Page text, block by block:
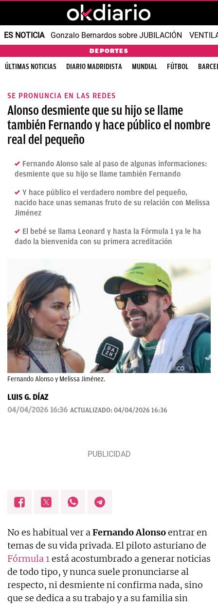
ES NOTICIA Gonzalo Bernardos sobre JUBILACIÓN
DEPORTES
ÚLTIMAS NOTICIAS DIARIO MADRIDISTA MUNDIAL FÚTBOL
SE PRONUNCIA EN LAS REDES
Alonso desmiente que su hijo se llame
también Fernando y hace público el nombre
real del pequeño
Fernando Alonso sale al paso de algunas informaciones:
desmiente que su hijo se llame también Fernando
Y hace público el verdadero nombre del pequeño,
nacido hace unas semanas fruto de su relación con Melissa
Jiménez
El bebé se llama Leonard y hasta la Fórmula 1 ya le ha
dado la bienvenida con su primera acreditación
Fernando Alonso y Melissa Jiménez.
LUIS G. DÍAZ
04/04/2026 16:36 ACTUALIZADO: 04/04/2026 16:36
No es habitual ver aFernando Alonsoentrar en
temas de su vida privada. El piloto asturiano de
Fórmula 1está acostumbrado a generar noticias
de todo tipo, y nunca suele pronunciarse al
respecto, ni desmiente ni confirma nada, sino
que se dedica a su trabajo y a su familia sin